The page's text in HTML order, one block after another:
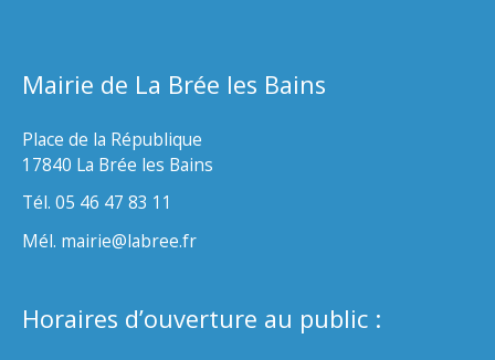
Mairie de La Brée les Bains
Place de la République
17840 La Brée les Bains
Tél. 05 46 47 83 11
Mél. mairie@labree.fr
Horaires d’ouverture au public :